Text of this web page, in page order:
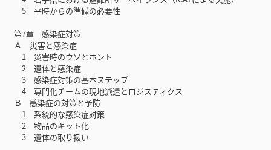
5 平時からの準備の必要性
第7章 感染症対策
Ａ 災害と感染症
1 災害時のウソとホント
2 遺体と感染症
3 感染症対策の基本ステップ
4 専門化チームの現地派遣とロジスティクス
Ｂ 感染症の対策と予防
1 系統的な感染症対策
2 物品のキット化
3 遺体の取り扱い